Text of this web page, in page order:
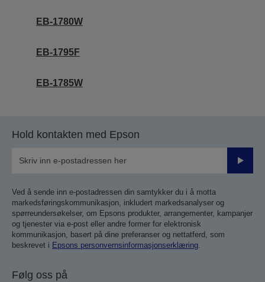
EB-1780W
EB-1795F
EB-1785W
Hold kontakten med Epson
Send
Ved å sende inn e-postadressen din samtykker du i å motta
markedsføringskommunikasjon, inkludert markedsanalyser og
spørreundersøkelser, om Epsons produkter, arrangementer, kampanjer
og tjenester via e-post eller andre former for elektronisk
kommunikasjon, basert på dine preferanser og nettatferd, som
beskrevet i Epsons personvernsinformasjonserklæring.
Følg oss på